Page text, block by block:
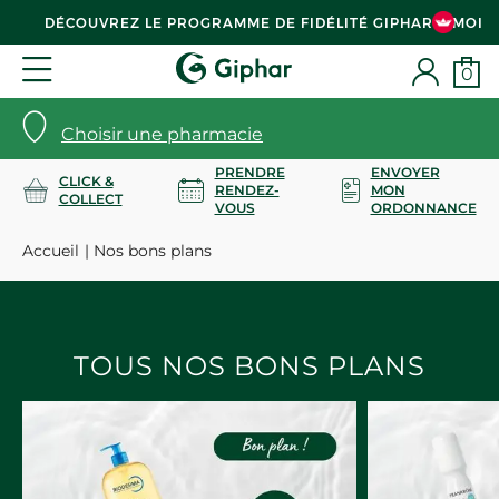
DÉCOUVREZ LE PROGRAMME DE FIDÉLITÉ GIPHAR & MOI
Choisir une pharmacie
0
CLICK &
COLLECT
PRENDRE
RENDEZ-
VOUS
ENVOYER
MON
ORDONNANCE
Accueil Nos bons plans
TOUS NOS BONS PLANS